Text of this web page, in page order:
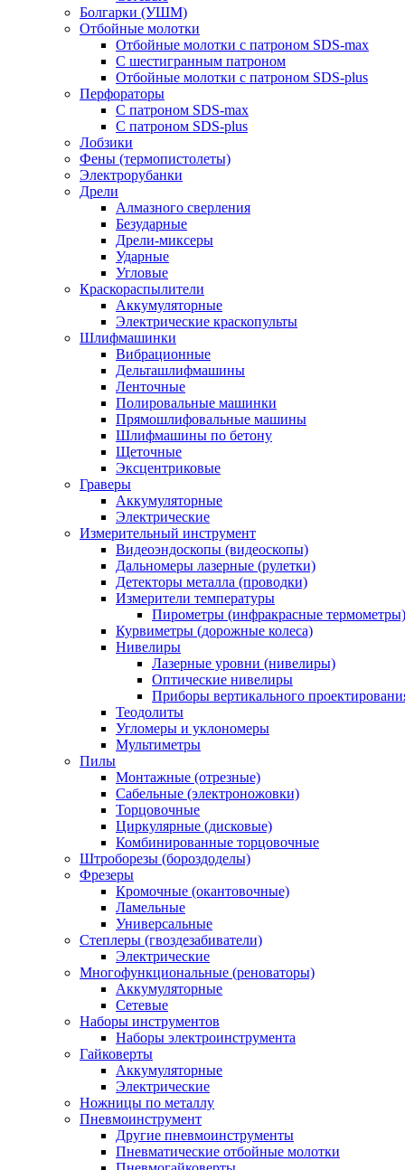
Болгарки (УШМ)
Отбойные молотки
Отбойные молотки с патроном SDS-max
С шестигранным патроном
Отбойные молотки с патроном SDS-plus
Перфораторы
С патроном SDS-max
С патроном SDS-plus
Лобзики
Фены (термопистолеты)
Электрорубанки
Дрели
Алмазного сверления
Безударные
Дрели-миксеры
Ударные
Угловые
Краскораспылители
Аккумуляторные
Электрические краскопульты
Шлифмашинки
Вибрационные
Дельташлифмашины
Ленточные
Полировальные машинки
Прямошлифовальные машины
Шлифмашины по бетону
Щеточные
Эксцентриковые
Граверы
Аккумуляторные
Электрические
Измерительный инструмент
Видеоэндоскопы (видеоскопы)
Дальномеры лазерные (рулетки)
Детекторы металла (проводки)
Измерители температуры
Пирометры (инфракрасные термометры)
Курвиметры (дорожные колеса)
Нивелиры
Лазерные уровни (нивелиры)
Оптические нивелиры
Приборы вертикального
Теодолиты
Угломеры и уклономеры
Мультиметры
Пилы
Монтажные (отрезные)
Сабельные (электроножовки)
Торцовочные
Циркулярные (дисковые)
Комбинированные торцовочные
Штроборезы (бороздоделы)
Фрезеры
Кромочные (окантовочные)
Ламельные
Универсальные
Степлеры (гвоздезабиватели)
Электрические
Многофункциональные (реноваторы)
Аккумуляторные
Сетевые
Наборы инструментов
Наборы электроинструмента
Гайковерты
Аккумуляторные
Электрические
Ножницы по металлу
Пневмоинструмент
Другие пневмоинструменты
Пневматические отбойные молотки